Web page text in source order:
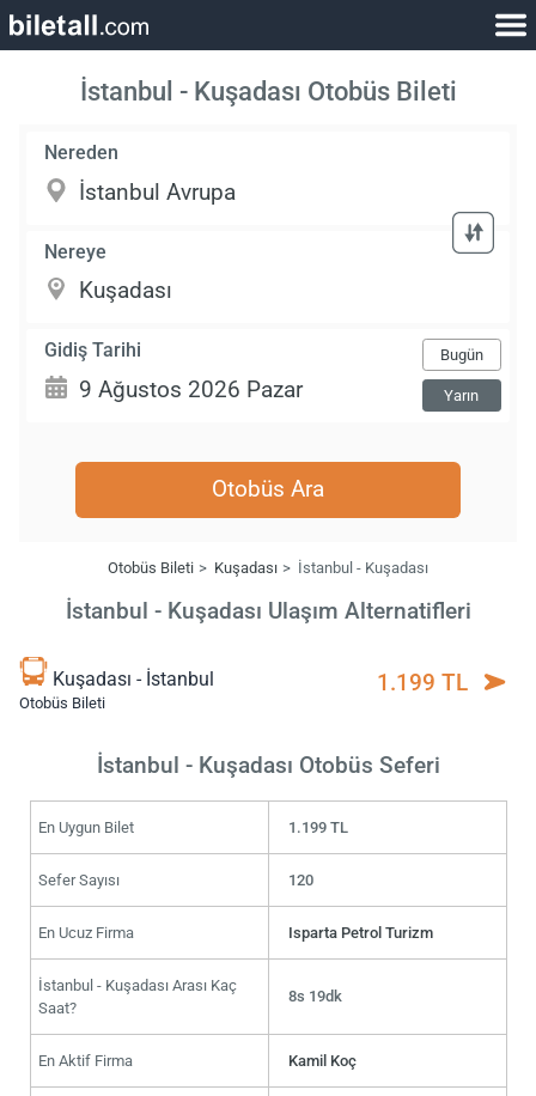
İstanbul - Kuşadası Otobüs Bileti
Nereden
Nereye
Gidiş Tarihi Bugün
Yarın
Otobüs Ara
Otobüs Bileti Kuşadası İstanbul - Kuşadası
İstanbul - Kuşadası Ulaşım Alternatifleri
Kuşadası - İstanbul
Otobüs Bileti
1.199 TL
İstanbul - Kuşadası Otobüs Seferi
En Uygun Bilet 1.199 TL
Sefer Sayısı 120
En Ucuz Firma Isparta Petrol Turizm
İstanbul - Kuşadası Arası Kaç
Saat?
8s 19dk
En Aktif Firma Kamil Koç